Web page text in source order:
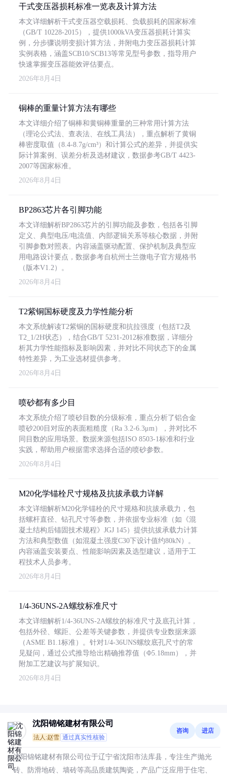
干式变压器损耗标准一览表及计算方法
本文详细解析干式变压器空载损耗、负载损耗的国家标准
（GB/T 10228-2015），提供1000kVA变压器损耗计算实
例，分步骤说明变损计算方法，并附电力变压器损耗计算
实例表格，涵盖SCB10/SCB13等常见型号参数，指导用户
快速掌握变压器能效评估要点。
2026年8月4日
铜棒的重量计算方法有哪些
本文详细介绍了铜棒和黄铜棒重量的三种常用计算方法
（理论公式法、查表法、在线工具法），重点解析了黄铜
棒密度取值（8.4-8.7g/cm³）和计算公式的差异，并提供实
际计算案例、误差分析及选材建议，数据参考GB/T 4423-
2007等国家标准。
2026年8月4日
BP2863芯片各引脚功能
本文详细解析BP2863芯片的引脚功能及参数，包括各引脚
定义、典型电压/电流值、内部逻辑关系等核心数据，并附
引脚参数对照表。内容涵盖驱动配置、保护机制及典型应
用电路设计要点，数据参考自杭州士兰微电子官方规格书
（版本V1.2）。
2026年8月4日
T2紫铜国标硬度及力学性能分析
本文系统解读T2紫铜的国标硬度和抗拉强度（包括T2及
T2_1/2H状态），结合GB/T 5231-2012标准数据，详细分
析其力学性能指标及影响因素，并对比不同状态下的金属
特性差异，为工业选材提供参考。
2026年8月4日
喷砂都有多少目
本文系统介绍了喷砂目数的分级标准，重点分析了铝合金
喷砂200目对应的表面粗糙度（Ra 3.2-6.3μm），并对比不
同目数的应用场景。数据来源包括ISO 8503-1标准和行业
实践，帮助用户根据需求选择合适的喷砂参数。
2026年8月4日
M20化学锚栓尺寸规格及抗拔承载力详解
本文详细解析M20化学锚栓的尺寸规格和抗拔承载力，包
括螺杆直径、钻孔尺寸等参数，并依据专业标准（如《混
凝土结构后锚固技术规程》JGJ 145）提供抗拔承载力计算
方法和典型数值（如混凝土强度C30下设计值约80kN）。
内容涵盖安装要点、性能影响因素及选型建议，适用于工
程技术人员参考。
2026年8月4日
1/4-36UNS-2A螺纹标准尺寸
本文详细解析1/4-36UNS-2A螺纹的标准尺寸及底孔计算，
包括外径、螺距、公差等关键参数，并提供专业数据来源
（ASME B1.1标准）。针对1/4-36UNS螺纹底孔尺寸的常
见疑问，通过公式推导给出精确推荐值（Φ5.18mm），并
附加工艺建议与扩展知识。
2026年8月4日
沈阳锦铭建材有限公司
法人:赵雪 通过真实性核验
咨询 进店
沈阳锦铭建材有限公司位于辽宁省沈阳市法库县，专注生产抛光
砖、防滑地砖、墙砖等高品质建筑陶瓷，产品广泛应用于住宅、